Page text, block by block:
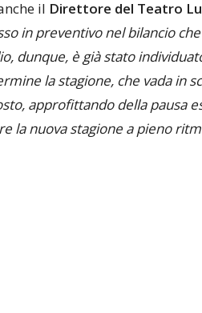
il Direttore del Teatro
in preventivo nel bilancio
dunque, è già stato
la stagione, che vada in
approfittando della pausa
la nuova stagione a pieno